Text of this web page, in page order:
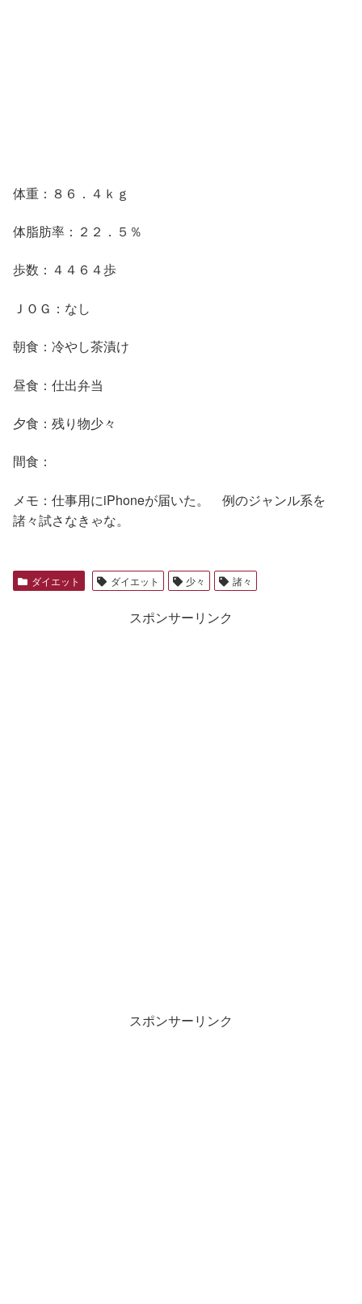
体重：８６．４ｋｇ
体脂肪率：２２．５％
歩数：４４６４歩
ＪＯＧ：なし
朝食：冷やし茶漬け
昼食：仕出弁当
夕食：残り物少々
間食：
メモ：仕事用にiPhoneが届いた。 例のジャンル系を
諸々試さなきゃな。
ダイエット ダイエット 少々 諸々
スポンサーリンク
スポンサーリンク